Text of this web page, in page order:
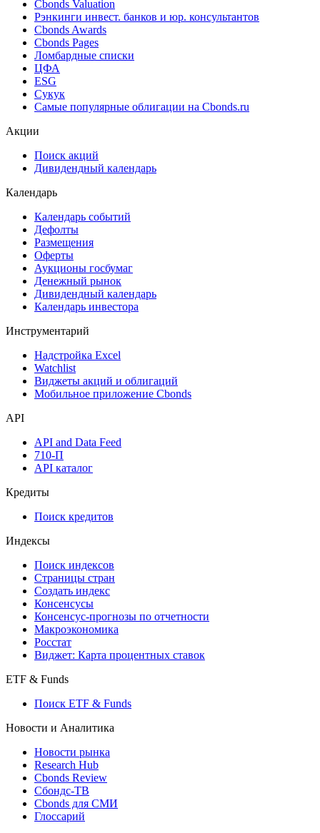
Cbonds Valuation
Рэнкинги инвест. банков и юр. консультантов
Cbonds Awards
Cbonds Pages
Ломбардные списки
ЦФА
ESG
Сукук
Самые популярные облигации на Cbonds.ru
Акции
Поиск акций
Дивидендный календарь
Календарь
Календарь событий
Дефолты
Размещения
Оферты
Аукционы госбумаг
Денежный рынок
Дивидендный календарь
Календарь инвестора
Инструментарий
Надстройка Excel
Watchlist
Виджеты акций и облигаций
Мобильное приложение Cbonds
API
API and Data Feed
710-П
API каталог
Кредиты
Поиск кредитов
Индексы
Поиск индексов
Страницы стран
Создать индекс
Консенсусы
Консенсус-прогнозы по отчетности
Макроэкономика
Росстат
Виджет: Карта процентных ставок
ETF & Funds
Поиск ETF & Funds
Новости и Аналитика
Новости рынка
Research Hub
Cbonds Review
Сбондс-ТВ
Cbonds для СМИ
Глоссарий